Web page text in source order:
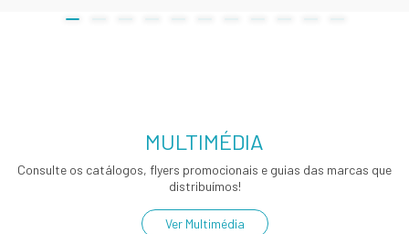
MULTIMÉDIA
Consulte os catálogos, flyers promocionais e guias das marcas que
distribuímos!
Ver Multimédia